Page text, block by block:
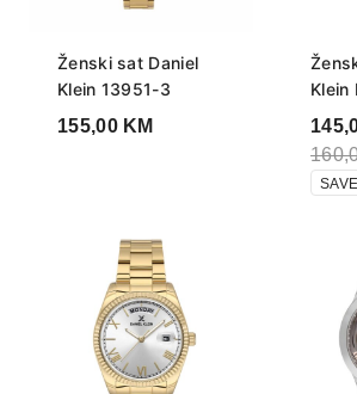
Ženski sat Daniel
Klein 13951-3
155,00 KM
Klein